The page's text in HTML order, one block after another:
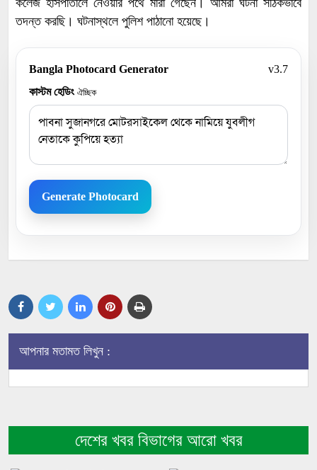
কলেজ হাসপাতালে নেওয়ার পথে মারা গেছেন। আমরা ঘটনা সঠিকভাবে
তদন্ত করছি। ঘটনাস্থলে পুলিশ পাঠানো হয়েছে।
Bangla Photocard Generator
v3.7
কাস্টম হেডিং ঐচ্ছিক
Generate Photocard
আপনার মতামত লিখুন :
দেশের খবর বিভাগের আরো খবর